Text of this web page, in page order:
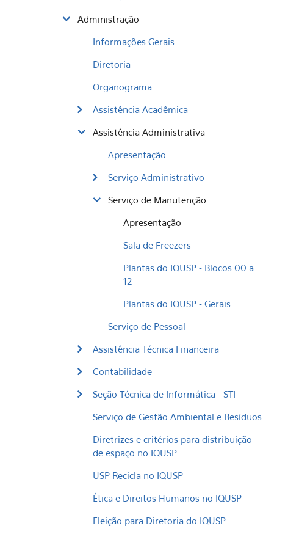
Administração
Informações Gerais
Diretoria
Organograma
Assistência Acadêmica
Assistência Administrativa
Apresentação
Serviço Administrativo
Serviço de Manutenção
Apresentação
Sala de Freezers
Plantas do IQUSP - Blocos 00 a
12
Plantas do IQUSP - Gerais
Serviço de Pessoal
Assistência Técnica Financeira
Contabilidade
Seção Técnica de Informática - STI
Serviço de Gestão Ambiental e Resíduos
Diretrizes e critérios para distribuição
de espaço no IQUSP
USP Recicla no IQUSP
Ética e Direitos Humanos no IQUSP
Eleição para Diretoria do IQUSP